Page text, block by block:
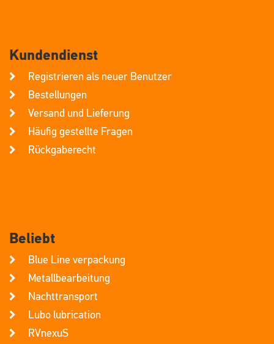
Kundendienst
Registrieren als neuer Benutzer
Bestellungen
Versand und Lieferung
Häufig gestellte Fragen
Rückgaberecht
Beliebt
Blue Line verpackung
Metallbearbeitung
Nachttransport
Lubo lubrication
RVnexuS